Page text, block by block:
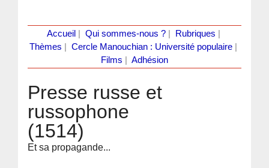
Accueil Qui sommes-nous ?| Rubriques
Thèmes
Cercle Manouchian : Université populaire
Films
Adhésion
Presse russe et
russophone
(1514)
Et sa propagande...